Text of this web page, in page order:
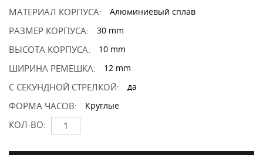
МАТЕРИАЛ КОРПУСА: Алюминиевый сплав
РАЗМЕР КОРПУСА: 30 mm
ВЫСОТА КОРПУСА: 10 mm
ШИРИНА РЕМЕШКА: 12 mm
С СЕКУНДНОЙ СТРЕЛКОЙ: да
ФОРМА ЧАСОВ: Круглые
КОЛ-ВО: